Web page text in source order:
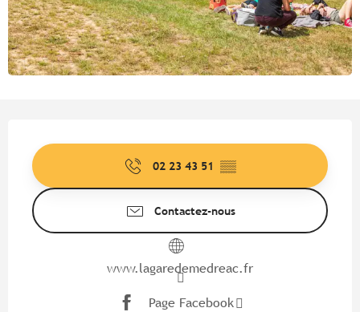
02 23 43 51 ▒▒
Contactez-nous
www.lagaredemedreac.fr
Page Facebook